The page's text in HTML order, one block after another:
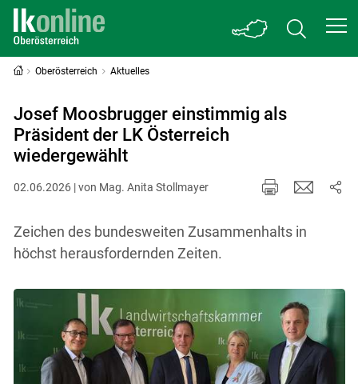
Oberösterreich Aktuelles
Josef Moosbrugger einstimmig als
Präsident der LK Österreich
wiedergewählt
02.06.2026 | von Mag. Anita Stollmayer
Zeichen des bundesweiten Zusammenhalts in
höchst herausfordernden Zeiten.